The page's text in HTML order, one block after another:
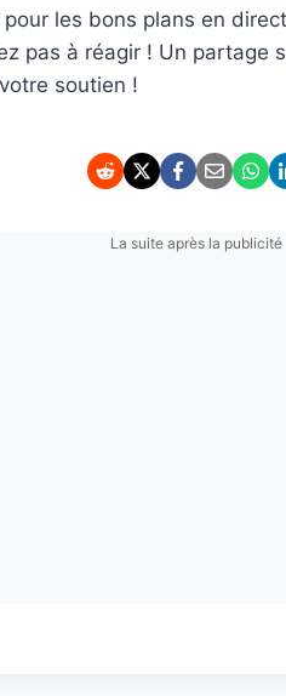
les bons plans en
pas à réagir ! Un partage
soutien !
La suite après la publicité